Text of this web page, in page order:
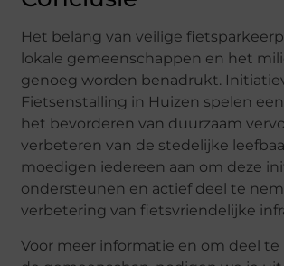
Het belang van veilige
lokale gemeenschappen en het
genoeg worden benadrukt.
Fietsenstalling in Huizen spelen
het bevorderen van duurzaam
verbeteren van de stedelijke
moedigen iedereen aan om deze
ondersteunen en actief deel te
verbetering van fietsvriendelijke
Voor meer informatie en om deel te